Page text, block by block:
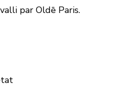
parOldē Paris.